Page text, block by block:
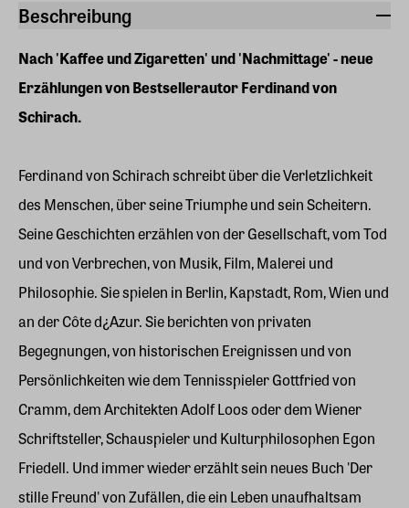
Beschreibung
Nach 'Kaffee und Zigaretten' und 'Nachmittage' - neue
Erzählungen von Bestsellerautor Ferdinand von
Schirach.
Ferdinand von Schirach schreibt über die Verletzlichkeit
des Menschen, über seine Triumphe und sein Scheitern.
Seine Geschichten erzählen von der Gesellschaft, vom Tod
und von Verbrechen, von Musik, Film, Malerei und
Philosophie. Sie spielen in Berlin, Kapstadt, Rom, Wien und
an der Côte d¿Azur. Sie berichten von privaten
Begegnungen, von historischen Ereignissen und von
Persönlichkeiten wie dem Tennisspieler Gottfried von
Cramm, dem Architekten Adolf Loos oder dem Wiener
Schriftsteller, Schauspieler und Kulturphilosophen Egon
Friedell. Und immer wieder erzählt sein neues Buch 'Der
stille Freund' von Zufällen, die ein Leben unaufhaltsam